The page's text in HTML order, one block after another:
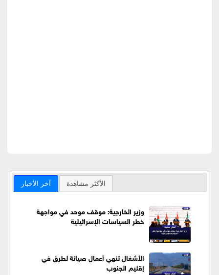
آخر الأخبار الأكثر مشاهدة
وزير الخارجية: موقف موحد في مواجهة
خطر السياسات الإسرائيلية
الأشغال تنهي أعمال صيانة لطرق في
إقليم الجنوب